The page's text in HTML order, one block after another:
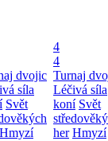
dvojic
síla
Svět
Hmyzí
4
4
Turnaj
Léčivá síla
koní Svět
her Hmyzí